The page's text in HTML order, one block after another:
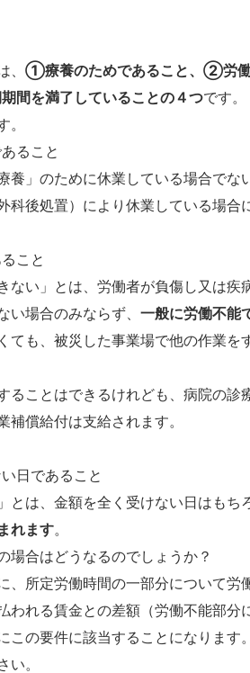
①療養のためであること、②労
間を満了していることの４つです。
ること
養」のために休業している場合でな
科後処置）により休業している場合
こと
ない」とは、労働者が負傷し又は疾
い場合のみならず、 一般に労働不能
ても、被災した事業場で他の作業
ることはできるけれども、病院の診
補償給付は支給されます。
であること
は、金額を全く受けない日はもち
れます。
合はどうなるのでしょうか？
所定労働時間の一部分について労
われる賃金との差額（労働不能部分
この要件に該当することになります
。